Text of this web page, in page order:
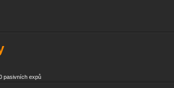
pasivních expů